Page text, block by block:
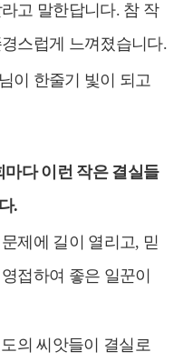
고 말한답니다. 참 작
스럽게 느껴졌습니다.
이 한줄기 빛이 되고
마다 이런 작은 결실들
.
제에 길이 열리고, 믿
접하여 좋은 일꾼이
의 씨앗들이 결실로